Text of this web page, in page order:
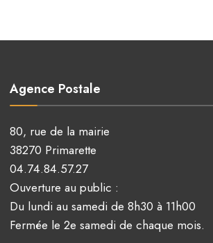
Agence Postale
80, rue de la mairie
38270 Primarette
04.74.84.57.27
Ouverture au public :
Du lundi au samedi de 8h30 à 11h00
Fermée le 2e samedi de chaque mois.